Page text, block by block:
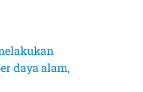
daya alam,